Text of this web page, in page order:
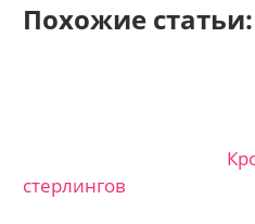
Похожие статьи:
стерлингов